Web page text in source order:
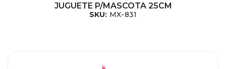
JUGUETE P/MASCOTA 25CM
SKU: MX-831